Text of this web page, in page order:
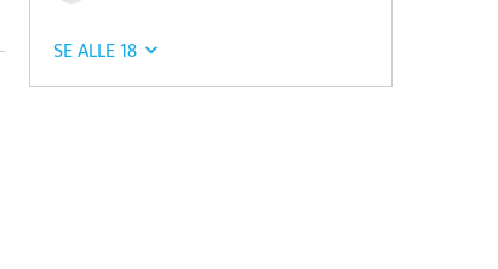
SE ALLE 18